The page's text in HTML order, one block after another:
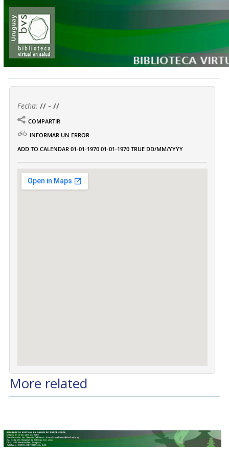
Fecha: // - //
COMPARTIR
INFORMAR UN ERROR
ADD TO CALENDAR 01-01-1970 01-01-1970 TRUE DD/MM/YYYY
More related